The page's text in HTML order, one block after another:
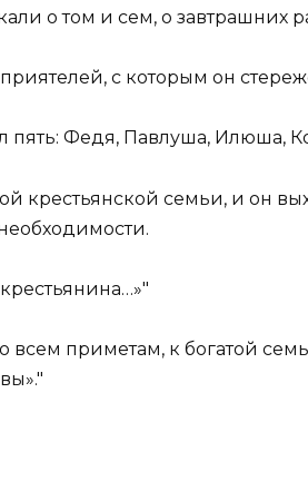
о том и сем, о завтрашних
с которым он
пять: Федя, Павлуша, Илюша,
крестьянской семьи, и он
приметам, к богатой